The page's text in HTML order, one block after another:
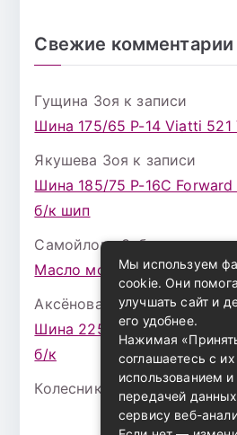
Свежие комментарии
Гущина Зоя к записи
Шина 175/65 Р-14 Viatti 521
Якушева Зоя к записи
Шина 185/75 Р-16С Forward
б/к шип
Самойлова Забавак
Масло моторное ZIC X7
Аксёнова Адельк записи
Шина 225/75 Р-16 Nokian
б/к
Колесникова Аурикак
Мы используем
cookie. Они
улучшать сайт и
его удобнее.
Нажимая
соглашаетесь с их
использованием и
передачей данных
сервису веб-